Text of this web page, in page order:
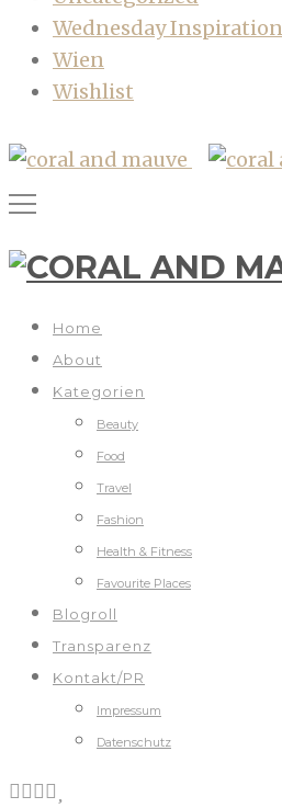
Wednesday Inspiration
Wien
Wishlist
Home
About
Kategorien
Beauty
Food
Travel
Fashion
Health & Fitness
Favourite Places
Blogroll
Transparenz
Kontakt/PR
Impressum
Datenschutz